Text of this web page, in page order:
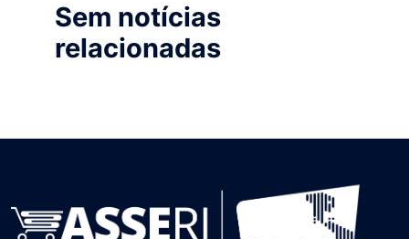
Sem notícias
relacionadas